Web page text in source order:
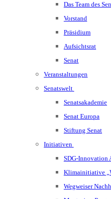
Das Team des
Vorstand
Präsidium
Aufsichtsrat
Senat
Veranstaltungen
Senatswelt
Senatsakademie
Senat Europa
Stiftung Senat
Initiativen
SDG-Innovation
Klimainitiative
Wegweiser